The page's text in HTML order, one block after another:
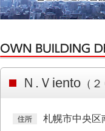
Ｎ.Ｖiento （
札幌市中央区